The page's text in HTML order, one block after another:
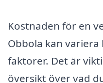
Kostnaden för en
Obbola kan
faktorer. Det är
översikt över vad